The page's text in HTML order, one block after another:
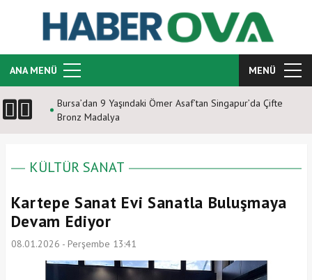
ANA MENÜ MENÜ
JASAT
Bursa’dan 9 Yaşındaki Ömer Asaf’tan Singapur’da Çifte
Bronz Madalya
KÜLTÜR SANAT
Kartepe Sanat Evi Sanatla Buluşmaya
Devam Ediyor
08.01.2026 - Perşembe 13:41